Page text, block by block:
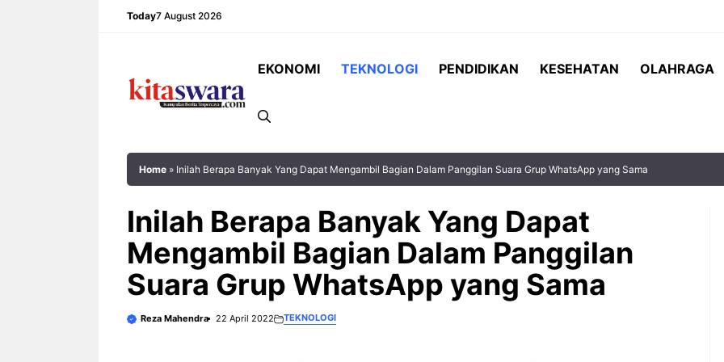
Today7 August 2026
EKONOMI TEKNOLOGI PENDIDIKAN KESEHATAN OLAHRAGA
Home » Inilah Berapa Banyak Yang Dapat Mengambil Bagian Dalam Panggilan Suara Grup WhatsApp yang Sama
Inilah Berapa Banyak Yang Dapat
Mengambil Bagian Dalam Panggilan
Suara Grup WhatsApp yang Sama
Reza Mahendra 22 April 2022 TEKNOLOGI
Teh serai menjadi salah satu
minuman herbal yang semakin
populer karena menawarkan rasa
yang segar sekaligus beragam
Setiap anak adalah individu yang
unik. Mereka memiliki minat,
kemampuan, karakter, kecepatan